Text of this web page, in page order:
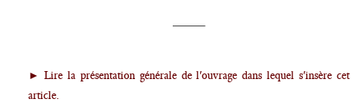
► Lire la présentation générale de l'ouvrage dans lequel s'insère cet
article.